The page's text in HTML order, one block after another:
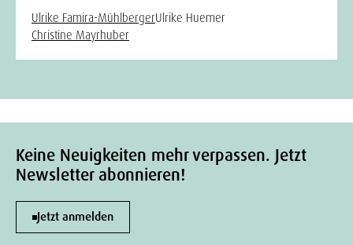
Ulrike Famira-MühlbergerUlrike Huemer
Christine Mayrhuber
Keine Neuigkeiten mehr verpassen. Jetzt
Newsletter abonnieren!
Jetzt anmelden